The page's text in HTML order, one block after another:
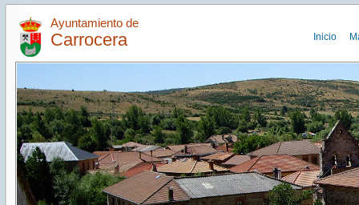
Ayuntamiento de
Carrocera Inicio